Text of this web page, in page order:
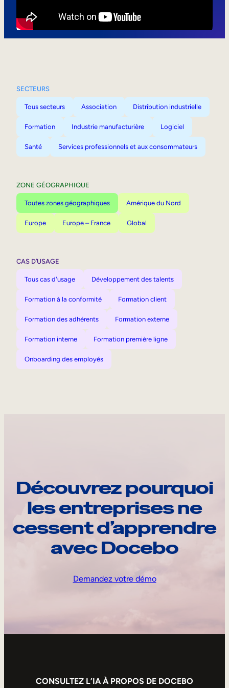
SECTEURS
Tous secteurs Association Distribution industrielle
Formation Industrie manufacturière Logiciel
Santé Services professionnels et aux consommateurs
ZONE GÉOGRAPHIQUE
Toutes zones géographiques Amérique du Nord
Europe Europe – France Global
CAS D’USAGE
Tous cas d'usage Développement des talents
Formation à la conformité Formation client
Formation des adhérents Formation externe
Formation interne Formation première ligne
Onboarding des employés
Découvrez pourquoi
les entreprises ne
cessent d’apprendre
avec Docebo
Demandez votre démo
CONSULTEZ L’IA À PROPOS DE DOCEBO